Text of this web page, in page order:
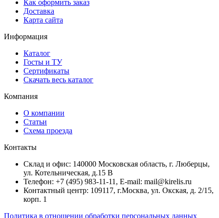
Как оформить заказ
Доставка
Карта сайта
Информация
Каталог
Госты и ТУ
Сертификаты
Скачать весь каталог
Компания
О компании
Статьи
Схема проезда
Контакты
Склад и офис: 140000 Московская область, г. Люберцы,
ул. Котельническая, д.15 В
Телефон: +7 (495) 983-11-11, Е-mail: mail@kirelis.ru
Контактный центр: 109117, г.Москва, ул. Окская, д. 2/15,
корп. 1
Политика в отношении обработки персональных данных